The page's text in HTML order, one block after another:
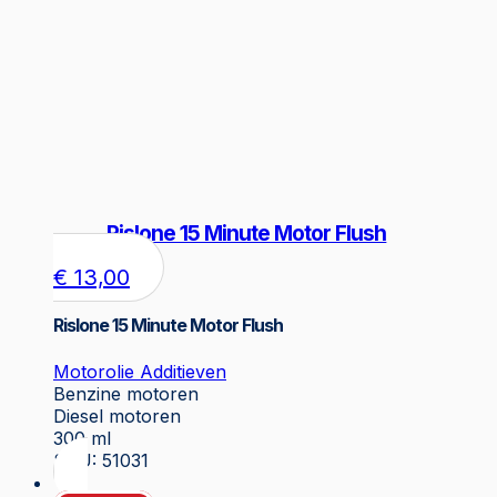
Rislone 15 Minute Motor Flush
€ 13,00
Rislone 15 Minute Motor Flush
Motorolie Additieven
Benzine motoren
Diesel motoren
300 ml
SKU: 51031